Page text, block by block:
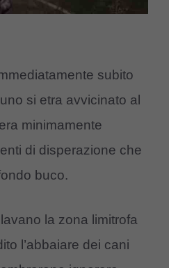
subito
si etra avvicinato al
minimamente
di disperazione che
buco.
la zona limitrofa
l’abbaiare dei cani